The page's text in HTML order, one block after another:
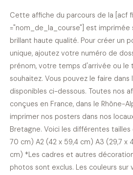
Cette affiche du parcours de la [acf
="nom_de_la_course"] est imprimée
brillant haute qualité. Pour créer un
unique, ajoutez votre numéro de
prénom, votre temps d'arrivée ou le
souhaitez. Vous pouvez le faire
disponibles ci-dessous. Toutes nos
conçues en France, dans le Rhône-
imprimer nos posters dans nos
Bretagne. Voici les différentes
70 cm) A2 (42 x 59,4 cm) A3 (29,7 x
cm) *Les cadres et autres
photos sont exclus. Les couleurs